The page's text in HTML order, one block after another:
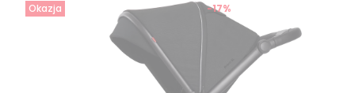
Okazja -17%